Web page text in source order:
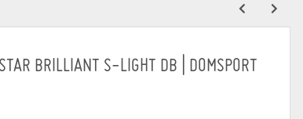
BRILLIANT S-LIGHT DB | DOMSPORT